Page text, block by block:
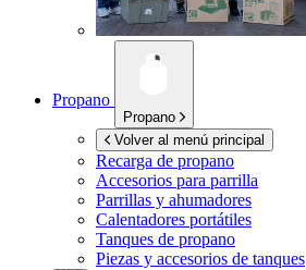
Propano
Propano
Volver al menú principal
Recarga de propano
Accesorios para parrilla
Parrillas y ahumadores
Calentadores portátiles
Tanques de propano
Piezas y accesorios de tanques